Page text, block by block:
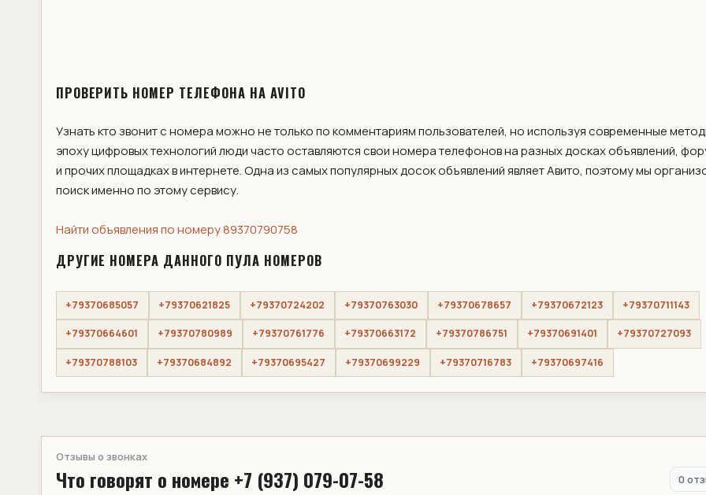
ПРОВЕРИТЬ НОМЕР ТЕЛЕФОНА НА AVITO
Узнать кто звонит с номера можно не только по комментариям пользователей, но используя современные
эпоху цифровых технологий люди часто оставляются свои номера телефонов на разных досках объявлений,
и прочих площадках в интернете. Одна из самых популярных досок объявлений являет Авито, поэтому мы
поиск именно по этому сервису.
Найти объявления по номеру 89370790758
ДРУГИЕ НОМЕРА ДАННОГО ПУЛА НОМЕРОВ
+79370685057 +79370621825 +79370724202 +79370763030 +79370678657 +79370672123 +79370711143
+79370664601 +79370780989 +79370761776 +79370663172 +79370786751 +79370691401 +79370727093
+79370788103 +79370684892 +79370695427 +79370699229 +79370716783 +79370697416
Отзывы о звонках
Что говорят о номере +7 (937) 079-07-58 0